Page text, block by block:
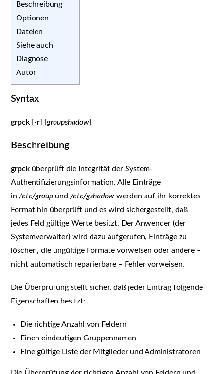
Beschreibung
Optionen
Dateien
Siehe auch
Diagnose
Autor
Syntax
grpck [-r] [groupshadow]
Beschreibung
grpck überprüft die Integrität der System-
Authentifizierungsinformation. Alle Einträge
in /etc/group und /etc/gshadow werden auf ihr korrektes
Format hin überprüft und es wird sichergestellt, daß
jedes Feld gültige Werte besitzt. Der Anwender (der
Systemverwalter) wird dazu aufgerufen, Einträge zu
löschen, die ungültige Formate vorweisen oder andere –
nicht automatisch reparierbare – Fehler vorweisen.
Die Überprüfung stellt sicher, daß jeder Eintrag folgende
Eigenschaften besitzt:
Die richtige Anzahl von Feldern
Einen eindeutigen Gruppennamen
Eine gültige Liste der Mitglieder und Administratoren